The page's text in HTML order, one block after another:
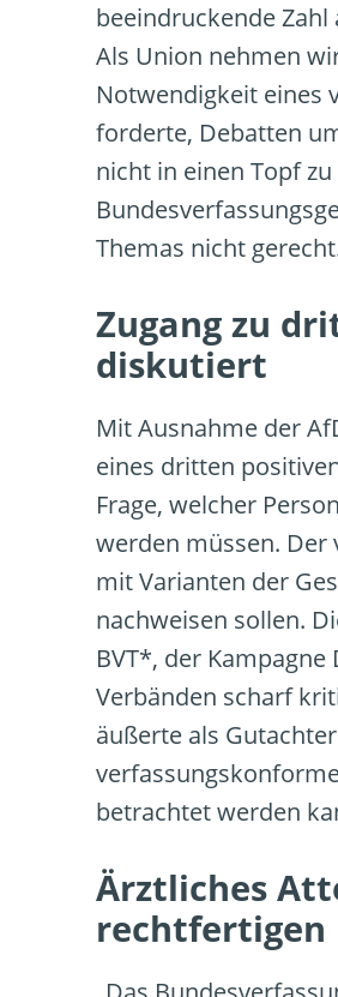
beeindruckende
Als Union nehmen
Notwendigkeit eines
forderte, Debatten
nicht in einen Topf
Themas nicht
Zugang zu
diskutiert
Mit Ausnahme der
eines dritten
Frage, welcher
werden müssen. Der
mit Varianten der
nachweisen sollen.
BVT*, der
Verbänden scharf
äußerte als
betrachtet werden
Ärztliches
rechtfertigen